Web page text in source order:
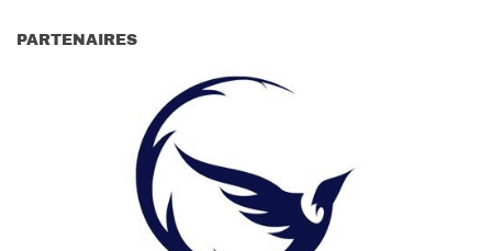
PARTENAIRES